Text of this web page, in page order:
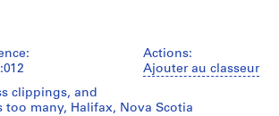
Actions:
Ajouter au classeur
clippings, and
too many, Halifax, Nova Scotia